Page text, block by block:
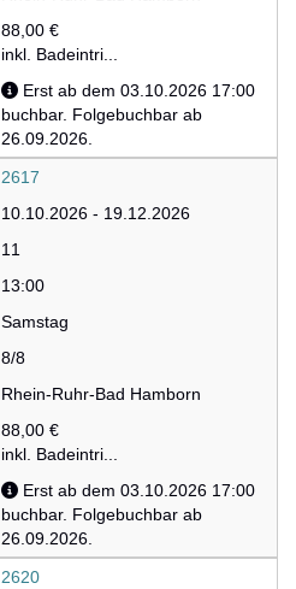
88,00 €
inkl. Badeintri...
Erst ab dem 03.10.2026 17:00
buchbar. Folgebuchbar ab
26.09.2026.
2617
10.10.2026 - 19.12.2026
11
13:00
Samstag
8/8
Rhein-Ruhr-Bad Hamborn
88,00 €
inkl. Badeintri...
Erst ab dem 03.10.2026 17:00
buchbar. Folgebuchbar ab
26.09.2026.
2620